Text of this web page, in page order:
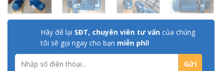
Hãy để lại SĐT, chuyên viên tư vấn của chúng
tôi sẽ gọi ngay cho bạn miễn phí!